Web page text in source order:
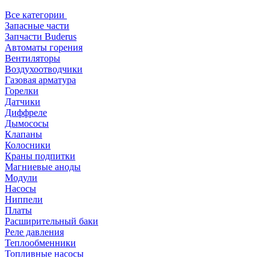
Все категории
Запасные части
Запчасти Buderus
Автоматы горения
Вентиляторы
Воздухоотводчики
Газовая арматура
Горелки
Датчики
Диффреле
Дымососы
Клапаны
Колосники
Краны подпитки
Магниевые аноды
Модули
Насосы
Ниппели
Платы
Расширительный баки
Реле давления
Теплообменники
Топливные насосы